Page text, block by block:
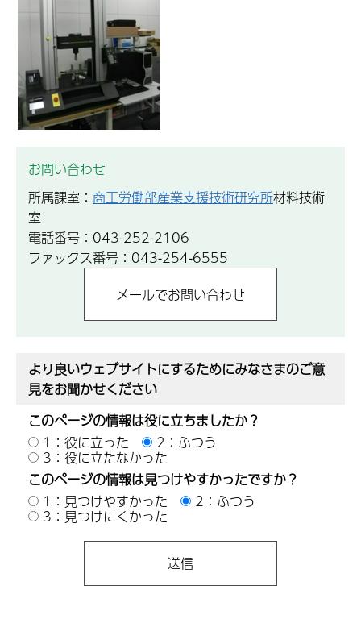
お問い合わせ
所属課室： 商工労働部産業支援技術研究所材料技術
室
電話番号：043-252-2106
ファックス番号：043-254-6555
より良いウェブサイトにするためにみなさまのご意
見をお聞かせください
このページの情報は役に立ちましたか？
1：役に立った
2：ふつう
3：役に立たなかった
このページの情報は見つけやすかったですか？
1：見つけやすかった
2：ふつう
3：見つけにくかった